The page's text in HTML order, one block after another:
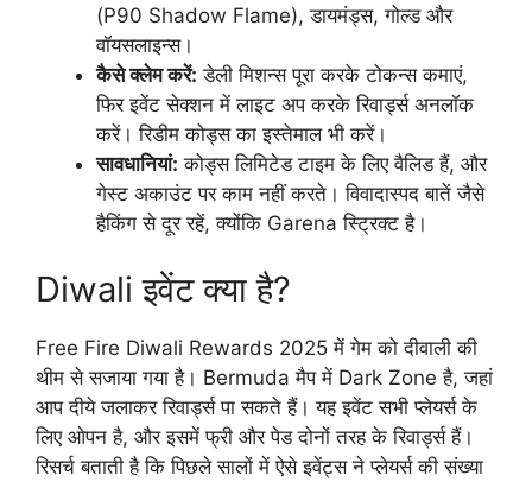
(P90 Shadow Flame), डायमंड्स, गोल्ड और
वॉयसलाइन्स।
कैसे क्लेम करें: डेली मिशन्स पूरा करके टोकन्स कमाएं,
फिर इवेंट सेक्शन में लाइट अप करके रिवार्ड्स अनलॉक
करें। रिडीम कोड्स का इस्तेमाल भी करें।
सावधानियां: कोड्स लिमिटेड टाइम के लिए वैलिड हैं, और
गेस्ट अकाउंट पर काम नहीं करते। विवादास्पद बातें जैसे
हैकिंग से दूर रहें, क्योंकि Garena स्ट्रिक्ट है।
Diwali इवेंट क्या है?
Free Fire Diwali Rewards 2025 में गेम को दीवाली की
थीम से सजाया गया है। Bermuda मैप में Dark Zone है, जहां
आप दीये जलाकर रिवार्ड्स पा सकते हैं। यह इवेंट सभी प्लेयर्स के
लिए ओपन है, और इसमें फ्री और पेड दोनों तरह के रिवार्ड्स हैं।
रिसर्च बताती है कि पिछले सालों में ऐसे इवेंट्स ने प्लेयर्स की संख्या